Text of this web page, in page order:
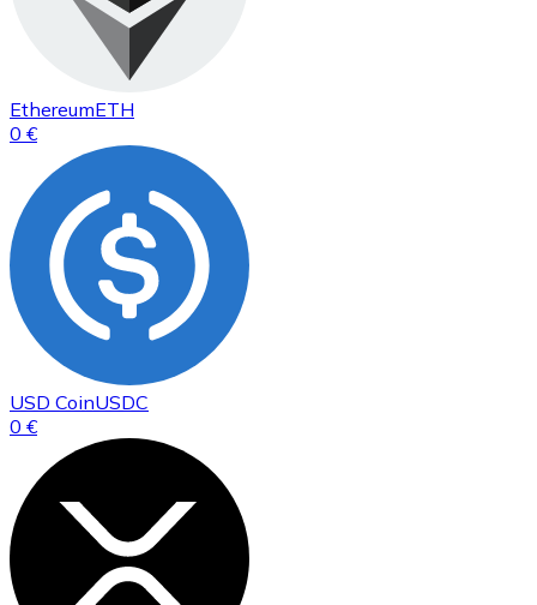
EthereumETH
0 €
USD CoinUSDC
0 €